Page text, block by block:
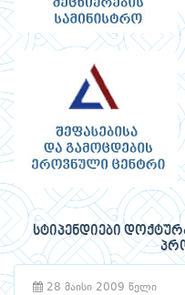
სტიპენდიები
28 მაისი 2009 წელი